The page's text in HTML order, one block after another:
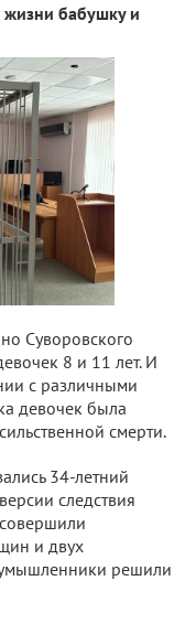
бабушку и
Суворовского
8 и 11 лет. И
с различными
девочек была
смерти.
34-летний
следствия
и двух
решили